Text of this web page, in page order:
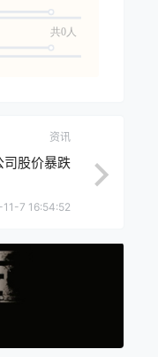
共0人
资讯
司股价暴跌
7 16:54:52